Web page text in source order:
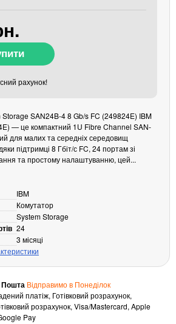
рахунок!
SAN24B-4 8 Gb/s FC (249824E) IBM
— це компактний 1U Fibre Channel SAN-
для малих та середніх середовищ
підтримці 8 Гбіт/с FC, 24 портам зі
та простому налаштуванню, цей...
IBM
Комутатор
System Storage
24
3 місяці
Відправимо в Понеділок
платіж, Готівковий розрахунок,
розрахунок, Visa/Mastercard, Apple
Pay